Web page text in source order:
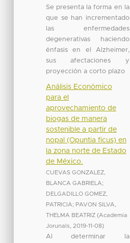
Se presenta la forma en la
que se han incrementado
las enfermedades
degenerativas haciendo
énfasis en el Alzheimer,
sus afectaciones y
proyección a corto plazo
Análisis Económico
para el
aprovechamiento de
biogas de manera
sostenible a partir de
nopal (Opuntia ficus) en
la zona norte de Estado
de México.
CUEVAS GONZALEZ,
BLANCA GABRIELA;
DELGADILLO GOMEZ,
PATRICIA; PAVON SILVA,
THELMA BEATRIZ (Academia
Jorunals
2019-11-08)
Al determinar la